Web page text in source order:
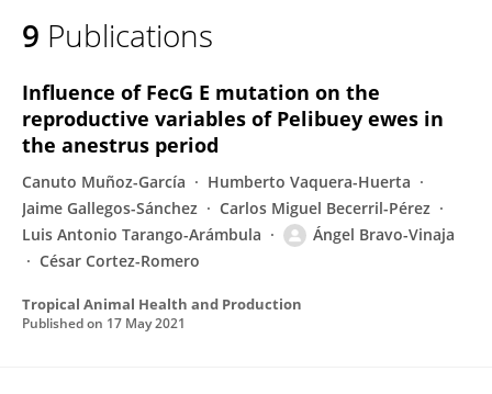
Angel Bravo-Vinaja
9 Publications
Influence of FecG E mutation on the
reproductive variables of Pelibuey ewes in
the anestrus period
Canuto Muñoz-García
Humberto Vaquera-Huerta
Jaime Gallegos-Sánchez
Carlos Miguel Becerril-Pérez
Luis Antonio Tarango-Arámbula
Ángel Bravo-Vinaja
César Cortez-Romero
Tropical Animal Health and Production
Published on 17 May 2021